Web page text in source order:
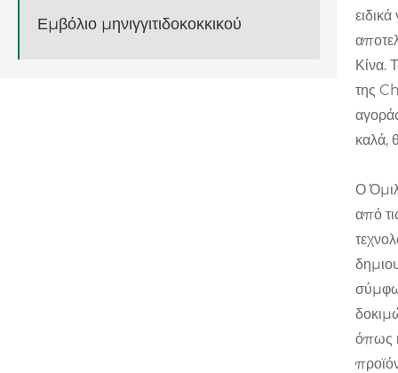
Εμβόλιο μηνιγγιτιδοκοκκικού
Κίνα.
της
καλά,
Ο
από
όπως